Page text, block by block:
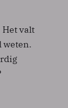
valt
weten.